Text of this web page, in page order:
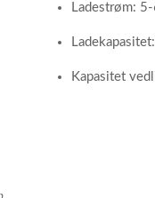
Ladestrøm:
Kapasitet